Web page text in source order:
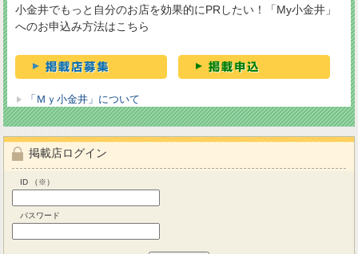
小金井でもっと自分のお店を効果的にPRしたい！「My小金井」
へのお申込み方法はこちら
「Ｍｙ小金井」について
掲載店ログイン
ID （※）
パスワード